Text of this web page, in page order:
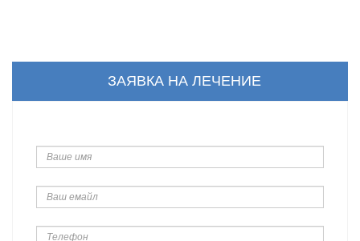
ЗАЯВКА НА ЛЕЧЕНИЕ
имя
емайл